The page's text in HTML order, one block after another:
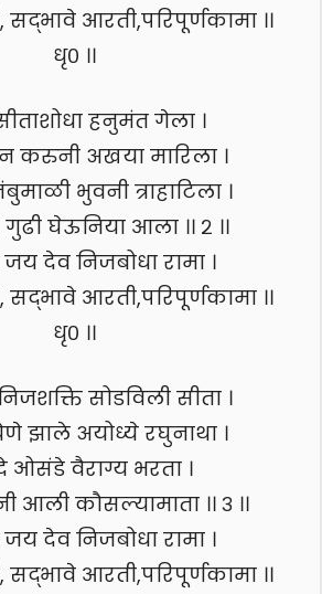
सद्भावे आरती,परिपूर्णकामा ।।
धृ० ।।
हनुमंत गेला ।
करुनी अखया मारिला ।
भुवनी त्राहाटिला ।
घेऊनिया आला ।। २ ।।
देव निजबोधा रामा ।
सद्भावे आरती,परिपूर्णकामा ।।
धृ० ।।
सोडविली सीता ।
झाले अयोध्ये रघुनाथा ।
वैराग्य भरता ।
आली कौसल्यामाता ।। ३ ।।
देव निजबोधा रामा ।
सद्भावे आरती,परिपूर्णकामा ।।